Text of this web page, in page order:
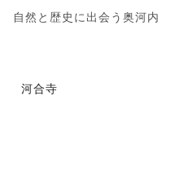
自然と歴史に出会う奥河内
河合寺